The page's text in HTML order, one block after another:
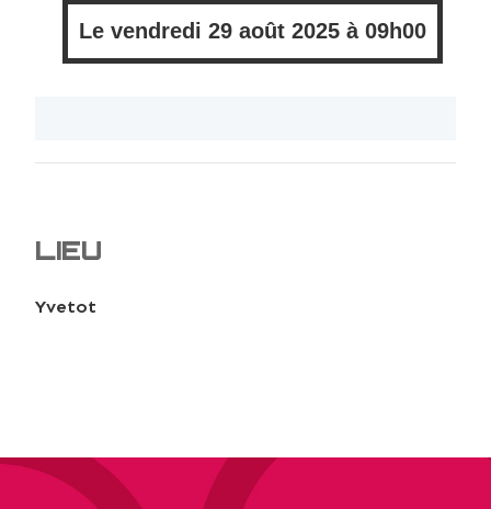
Le vendredi 29 août 2025 à 09h00
LIEU
Yvetot